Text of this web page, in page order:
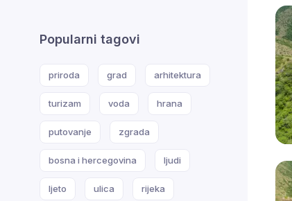
Popularni tagovi
priroda grad arhitektura
turizam voda hrana
putovanje zgrada
bosna i hercegovina ljudi
ljeto ulica rijeka